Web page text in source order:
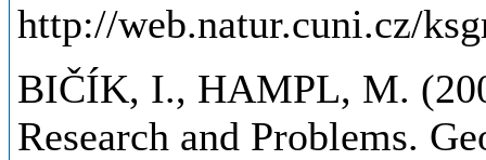
http://web.natur.cuni.cz/
BIČÍK, I., HAMPL, M.
Research and Problems.